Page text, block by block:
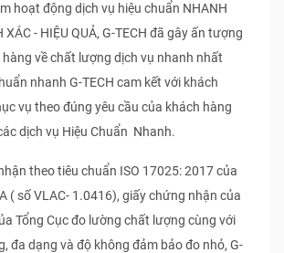
hoạt động dịch vụ hiệu chuẩn NHANH
XÁC - HIỆU QUẢ, G-TECH đã gây ấn tượng
về chất lượng dịch vụ nhanh nhất
nhanh G-TECH cam kết với khách
vụ theo đúng yêu cầu của khách hàng
dịch vụ Hiệu Chuẩn Nhanh.
theo tiêu chuẩn ISO 17025: 2017 của
( số VLAC- 1.0416), giấy chứng nhận của
Tổng Cục đo lường chất lượng cùng với
đa dạng và độ không đảm bảo đo nhỏ, G-